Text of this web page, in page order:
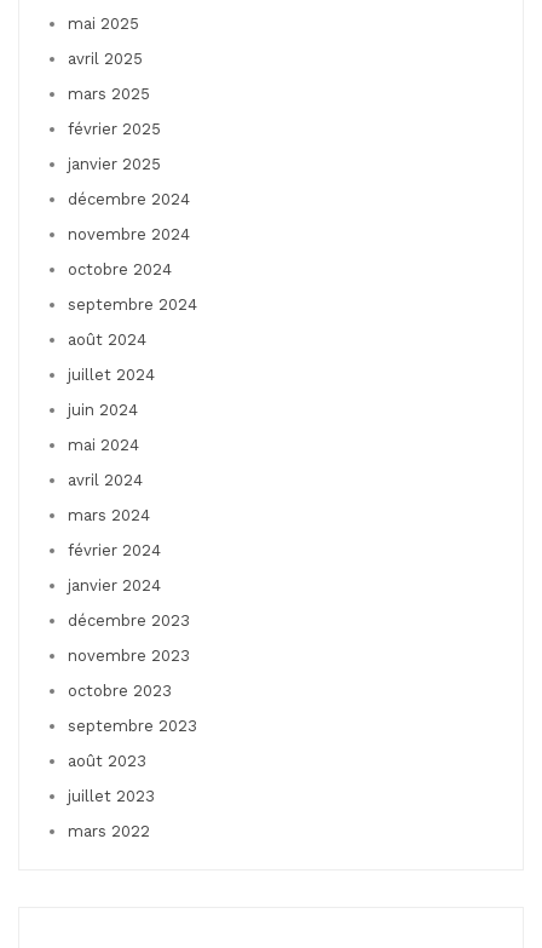
mai 2025
avril 2025
mars 2025
février 2025
janvier 2025
décembre 2024
novembre 2024
octobre 2024
septembre 2024
août 2024
juillet 2024
juin 2024
mai 2024
avril 2024
mars 2024
février 2024
janvier 2024
décembre 2023
novembre 2023
octobre 2023
septembre 2023
août 2023
juillet 2023
mars 2022